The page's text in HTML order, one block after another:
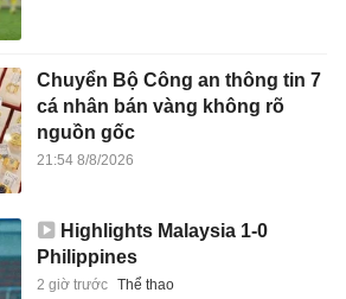
Chuyển Bộ Công an thông tin 7
cá nhân bán vàng không rõ
nguồn gốc
21:54 8/8/2026
Highlights Malaysia 1-0
Philippines
2 giờ trước Thể thao